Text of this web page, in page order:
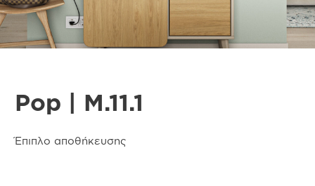
Pop | M.11.1
Έπιπλο αποθήκευσης